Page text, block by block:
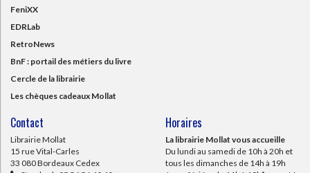
FeniXX
EDRLab
RetroNews
BnF : portail des métiers du livre
Cercle de la librairie
Les chèques cadeaux Mollat
Contact
Librairie Mollat
15 rue Vital-Carles
33 080 Bordeaux Cedex
Horaires
La librairie Mollat vous accueille
Du lundi au samedi de 10h à 20h et
tous les dimanches de 14h à 19h